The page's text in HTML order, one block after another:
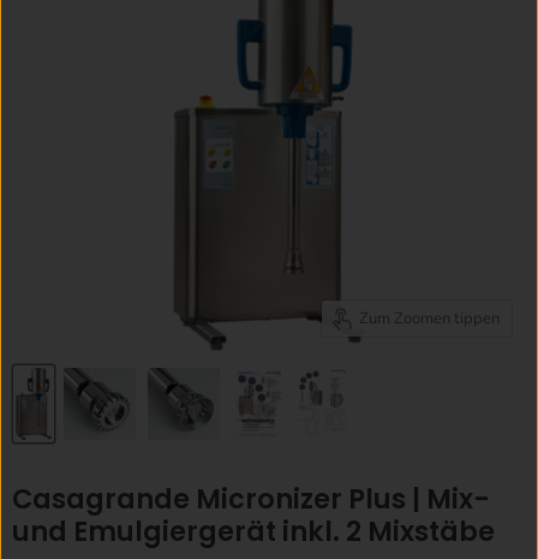
Zum Zoomen tippen
Casagrande Micronizer Plus | Mix-
und Emulgiergerät inkl. 2 Mixstäbe